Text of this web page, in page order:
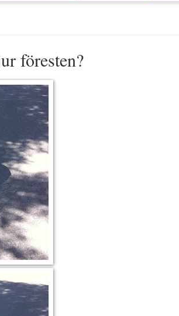
föresten?